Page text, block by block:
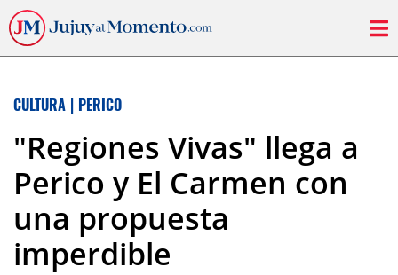
CULTURA | PERICO
"Regiones Vivas" llega a
Perico y El Carmen con
una propuesta
imperdible